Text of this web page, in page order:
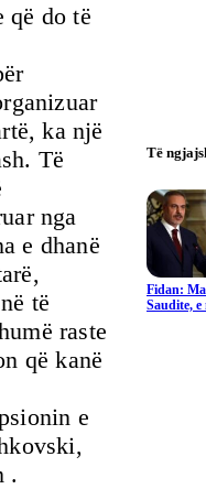
që do të
ka një
Të
nga
e dhanë
të
raste
që kanë
e
.
Të
Fidan:
Saudite,